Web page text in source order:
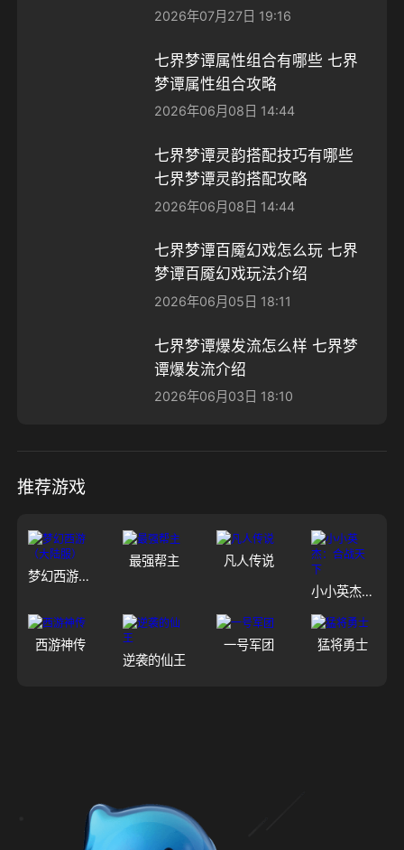
2026年07月27日 19:16
七界梦谭属性组合有哪些 七界
梦谭属性组合攻略
2026年06月08日 14:44
七界梦谭灵韵搭配技巧有哪些
七界梦谭灵韵搭配攻略
2026年06月08日 14:44
七界梦谭百魇幻戏怎么玩 七界
梦谭百魇幻戏玩法介绍
2026年06月05日 18:11
七界梦谭爆发流怎么样 七界梦
谭爆发流介绍
2026年06月03日 18:10
推荐游戏
梦幻西游（大陆服）
最强帮主
凡人传说
小小英杰：合战天下
西游神传
逆袭的仙王
一号军团 猛将勇士